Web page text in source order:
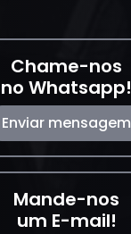
Chame-nos
no Whatsapp!
Enviar mensagem
Mande-nos
um E-mail!